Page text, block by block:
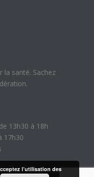
la santé. Sachez
13h30 à 18h
17h30
l’utilisation des